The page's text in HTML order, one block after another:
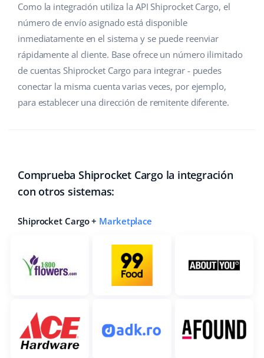
Como la integración utiliza la API Shiprocket Cargo, el
número de envío asignado está disponible
inmediatamente en el sistema y se puede reenviar
rápidamente al cliente. Base ofrece un número ilimitado
de cuentas Shiprocket Cargo para integrar - puedes
conectar la misma cuenta varias veces, por ejemplo,
para establecer una dirección de remitente diferente.
Comprueba Shiprocket Cargo la integración
con otros sistemas:
Shiprocket Cargo + Marketplace